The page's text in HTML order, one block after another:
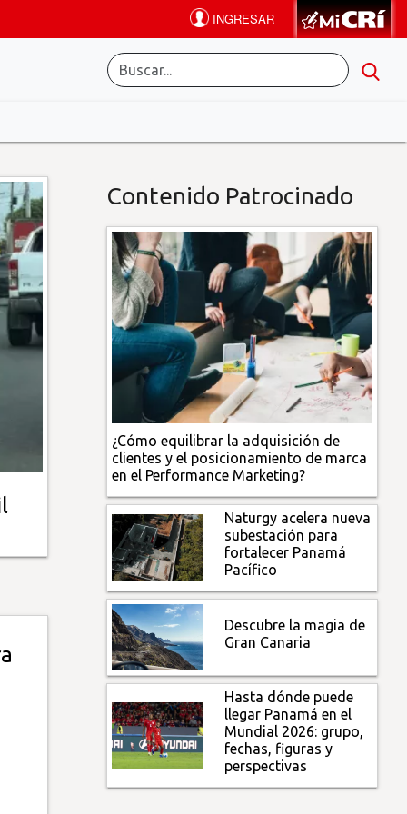
Contenido Patrocinado
¿Cómo equilibrar la adquisición de
clientes y el posicionamiento de marca
en el Performance Marketing?
Naturgy acelera nueva
subestación para
fortalecer Panamá
Pacífico
Descubre la magia de
Gran Canaria
Hasta dónde puede
llegar Panamá en el
Mundial 2026: grupo,
fechas, figuras y
perspectivas